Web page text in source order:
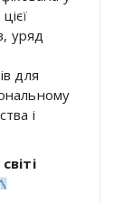
уряд
для
і